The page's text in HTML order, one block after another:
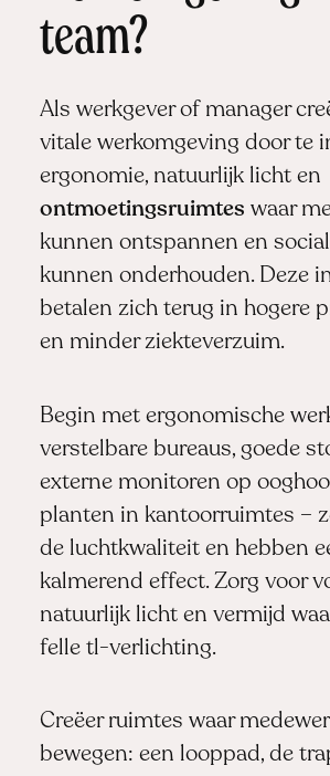
team?
Als werkgever of manager
vitale werkomgeving door te
ergonomie, natuurlijk licht en
ontmoetingsruimtes waar
kunnen ontspannen en
kunnen onderhouden. Deze
betalen zich terug in hogere
en minder ziekteverzuim.
Begin met ergonomische
verstelbare bureaus, goede
externe monitoren op
planten in kantoorruimtes –
de luchtkwaliteit en hebben
kalmerend effect. Zorg voor
natuurlijk licht en vermijd
felle tl-verlichting.
Creëer ruimtes waar
bewegen: een looppad, de